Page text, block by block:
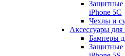
Защитные
iPhone 5C
Чехлы и
Аксессуары для
Бамперы
Защитные